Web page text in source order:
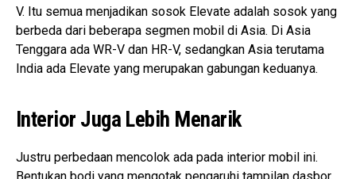
V. Itu semua menjadikan sosok Elevate adalah sosok yang
berbeda dari beberapa segmen mobil di Asia. Di Asia
Tenggara ada WR-V dan HR-V, sedangkan Asia terutama
India ada Elevate yang merupakan gabungan keduanya.
Interior Juga Lebih Menarik
Justru perbedaan mencolok ada pada interior mobil ini.